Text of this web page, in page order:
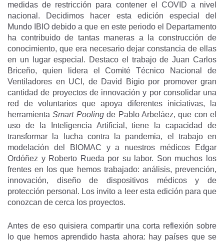
medidas de restricción para contener el COVID a nivel
nacional. Decidimos hacer esta edición especial del
Mundo IBIO debido a que en este periodo el Departamento
ha contribuido de tantas maneras a la construcción de
conocimiento, que era necesario dejar constancia de ellas
en un lugar especial. Destaco el trabajo de Juan Carlos
Briceño, quien lidera el Comité Técnico Nacional de
Ventiladores en UCI, de David Bigio por promover gran
cantidad de proyectos de innovación y por consolidar una
red de voluntarios que apoya diferentes iniciativas, la
herramientaSmart Poolingde Pablo Arbeláez, que con el
uso de la Inteligencia Artificial, tiene la capacidad de
transformar la lucha contra la pandemia, el trabajo en
modelación del BIOMAC y a nuestros médicos Edgar
Ordóñez y Roberto Rueda por su labor. Son muchos los
frentes en los que hemos trabajado: análisis, prevención,
innovación, diseño de dispositivos médicos y de
protección personal. Los invito a leer esta edición para que
conozcan de cerca los proyectos.
Antes de eso quisiera compartir una corta reflexión sobre
lo que hemos aprendido hasta ahora: hay países que se